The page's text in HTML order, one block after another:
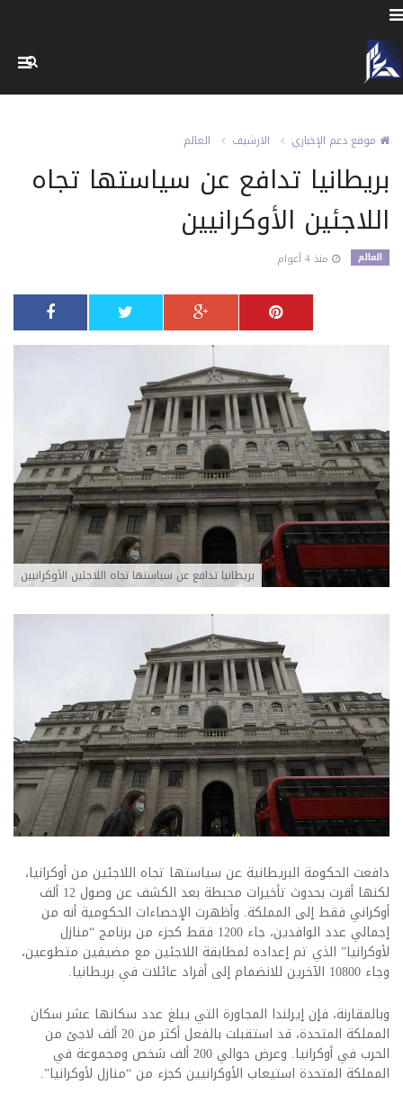
موقع دعم الإخباري الارشيف العالم
بريطانيا تدافع عن سياستها تجاه
اللاجئين الأوكرانيين
العالم منذ 4 أعوام
بريطانيا تدافع عن سياستها تجاه اللاجئين الأوكرانيين
​دافعت الحكومة البريطانية عن سياستها تجاه اللاجئين من أوكرانيا،
لكنها أقرت بحدوث تأخيرات محبطة بعد الكشف عن وصول 12 ألف
أوكراني فقط إلى المملكة. وأظهرت الإحصاءات الحكومية أنه من
إجمالي عدد الوافدين، جاء 1200 فقط كجزء من برنامج “منازل
لأوكرانيا” الذي تم إعداده لمطابقة اللاجئين مع مضيفين متطوعين،
وجاء 10800 الآخرين للانضمام إلى أفراد عائلات في بريطانيا.
وبالمقارنة، فإن إيرلندا المجاورة التي يبلغ عدد سكانها عشر سكان
المملكة المتحدة، قد استقبلت بالفعل أكثر من 20 ألف لاجئ من
الحرب في أوكرانيا. وعرض حوالي 200 ألف شخص ومجموعة في
المملكة المتحدة استيعاب الأوكرانيين كجزء من “منازل لأوكرانيا”.